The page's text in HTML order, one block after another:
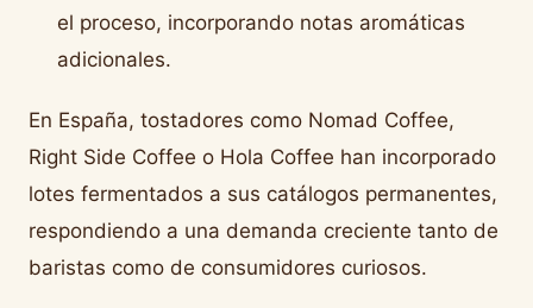
el proceso, incorporando notas aromáticas
adicionales.
En España, tostadores como Nomad Coffee,
Right Side Coffee o Hola Coffee han incorporado
lotes fermentados a sus catálogos permanentes,
respondiendo a una demanda creciente tanto de
baristas como de consumidores curiosos.